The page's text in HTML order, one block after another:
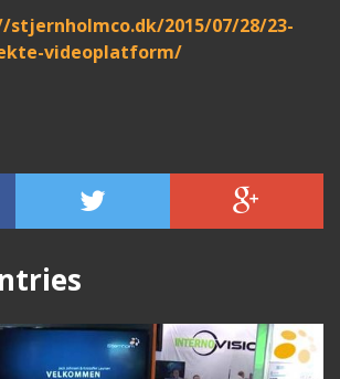
2015/07/28/23-
videoplatform/